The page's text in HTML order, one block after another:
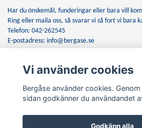
Har du önskemål, funderingar eller bara vill
Ring eller maila oss, så svarar vi så fort vi bara
Telefon: 042-262545
E-postadress: info@bergase.se
Anmäl dig till vårt nyhetsbrev
Vi använder cookies
Bergåse använder cookies.
sidan godkänner du användandet
Godkänn alla